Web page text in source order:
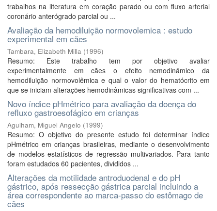
trabalhos na literatura em coração parado ou com fluxo arterial
coronário anterógrado parcial ou ...
Avaliação da hemodiluição normovolemica : estudo
experimental em cães
Tambara, Elizabeth Milla (1996)
Resumo: Este trabalho tem por objetivo avaliar
experimentalmente em cães o efeito nemodinâmico da
hemodiluição normovolêmica e qual o valor do hematócrito em
que se iniciam alterações hemodinâmicas significativas com ...
Novo índice pHmétrico para avaliação da doença do
refluxo gastroesofágico em crianças
Agulham, Miguel Angelo (1999)
Resumo: O objetivo do presente estudo foi determinar índice
pHmétrico em crianças brasileiras, mediante o desenvolvimento
de modelos estatísticos de regressão multivariados. Para tanto
foram estudados 60 pacientes, divididos ...
Alterações da motilidade antroduodenal e do pH
gástrico, após ressecção gástrica parcial incluindo a
área correspondente ao marca-passo do estômago de
cães